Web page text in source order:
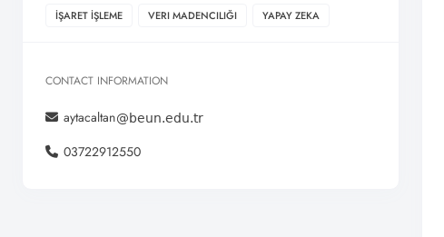
İŞARET İŞLEME VERI MADENCILIĞI YAPAY ZEKA
CONTACT INFORMATION
aytacaltan
03722912550